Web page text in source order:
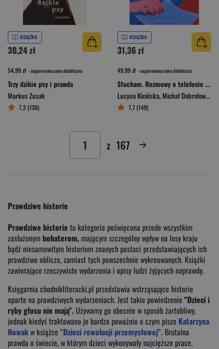
KSIĄŻKA
30,24 zł
54,99 zł - sugerowana cena detaliczna
Trzy dzikie psy i prawda
Markus Zusak
7,2 (136)
KSIĄŻKA
31,36 zł
49,99 zł - sugerowana cena detaliczna
Słucham. Rozmowy o telefonie zaufania
Lucyna Kicińska,Michał Dobrołowicz
7,7 (149)
z 167
Prawdziwe historie
Prawdziwe historie to kategoria poświęcona przede wszystkim
zasłużonym bohaterom, mającym szczególny wpływ na losy kraju
bądź niesamowitym historiom znanych postaci przedstawiających ich
prawdziwe oblicza, zamiast tych powszechnie wykreowanych. Książki
zawierające rzeczywiste wydarzenia i opisy ludzi żyjących naprawdę.
Księgarnia chodnikliteracki.pl przedstawia wstrząsające historie
oparte na prawdziwych wydarzeniach. Jest takie powiedzenie "Dzieci i
ryby głosu nie mają". Używamy go obecnie w sposób żartobliwy,
jednak kiedyś traktowano je bardzo poważnie o czym pisze Katarzyna
Nowakw książce "Dzieci rewolucji przemysłowej". Brutalna
prawda o świecie, w którym dzieci wykonywały najcięższe prace.